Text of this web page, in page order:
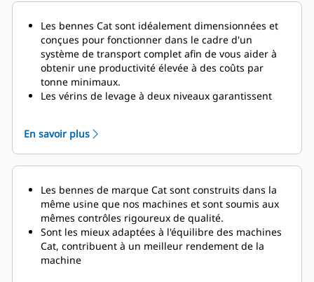
Les bennes Cat sont idéalement dimensionnées et
conçues pour fonctionner dans le cadre d'un
système de transport complet afin de vous aider à
obtenir une productivité élevée à des coûts par
tonne minimaux.
Les vérins de levage à deux niveaux garantissent
l'abaissement, avec la fonction d'amortissement
activée afin de protéger le châssis et les composants
à la fin du cycle d'abaissement.
tombereau (TPMS) permet à une exploitation
minière de gérer les charges utiles et de s'assurer
que les tombereaux ne sont pas sous-chargés ou
surchargés.Un affichage simple dans la cabine
fournit aux opérateurs des informations précises sur
la charge utile, leur permettant de s'assurer
En savoir plus
Les bennes de marque Cat sont construits dans la
même usine que nos machines et sont soumis aux
mêmes contrôles rigoureux de qualité.
Sont les mieux adaptées à l'équilibre des machines
Cat, contribuent à un meilleur rendement de la
machine